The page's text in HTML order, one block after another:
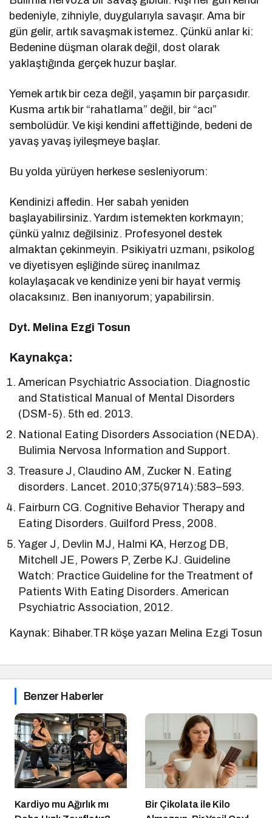
bedeniyle, zihniyle, duygularıyla savaşır. Ama bir
gün gelir, artık savaşmak istemez. Çünkü anlar ki:
Bedenine düşman olarak değil, dost olarak
yaklaştığında gerçek huzur başlar.
Yemek artık bir ceza değil, yaşamın bir parçasıdır.
Kusma artık bir “rahatlama” değil, bir “acı”
sembolüdür. Ve kişi kendini affettiğinde, bedeni de
yavaş yavaş iyileşmeye başlar.
Bu yolda yürüyen herkese sesleniyorum:
Kendinizi affedin. Her sabah yeniden
başlayabilirsiniz. Yardım istemekten korkmayın;
çünkü yalnız değilsiniz. Profesyonel destek
almaktan çekinmeyin. Psikiyatri uzmanı, psikolog
ve diyetisyen eşliğinde süreç inanılmaz
kolaylaşacak ve kendinize yeni bir hayat vermiş
olacaksınız. Ben inanıyorum; yapabilirsin.
Dyt. Melina Ezgi Tosun
Kaynakça:
American Psychiatric Association. Diagnostic
and Statistical Manual of Mental Disorders
(DSM-5). 5th ed. 2013.
National Eating Disorders Association (NEDA).
Bulimia Nervosa Information and Support.
Treasure J, Claudino AM, Zucker N. Eating
disorders. Lancet. 2010;375(9714):583–593.
Fairburn CG. Cognitive Behavior Therapy and
Eating Disorders. Guilford Press, 2008.
Yager J, Devlin MJ, Halmi KA, Herzog DB,
Mitchell JE, Powers P, Zerbe KJ. Guideline
Watch: Practice Guideline for the Treatment of
Patients With Eating Disorders. American
Psychiatric Association, 2012.
Kaynak: Bihaber.TR köşe yazarı Melina Ezgi Tosun
Benzer Haberler
Kardiyo mu Ağırlık mı
Bir Çikolata ile Kilo